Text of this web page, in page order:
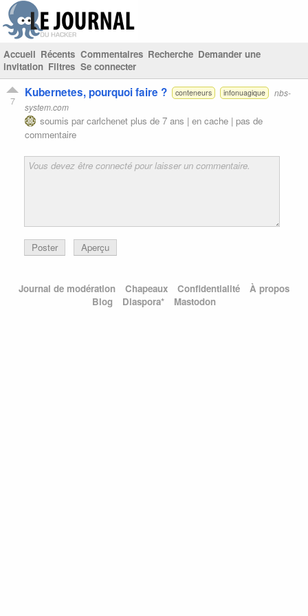
Accueil Récents Commentaires Recherche Demander une
invitation Filtres Se connecter
7
Kubernetes, pourquoi faire ? conteneurs infonuagique
nbs-
system.com
soumis parcarlchenet plus de 7 ans | en cache | pas de
commentaire
Poster Aperçu
Journal de modération Chapeaux Confidentialité
À propos
Blog
Diaspora* Mastodon